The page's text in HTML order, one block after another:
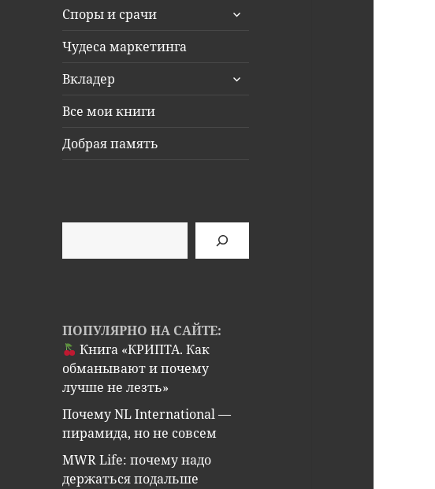
Споры и срачи
раскрыть
Чудеса маркетинга
Вкладер
раскрыть
Все мои книги
Добрая память
ПОПУЛЯРНО НА САЙТЕ:
Книга «КРИПТА. Как
обманывают и почему
лучше не лезть»
Почему NL International —
пирамида, но не совсем
MWR Life: почему надо
держаться подальше